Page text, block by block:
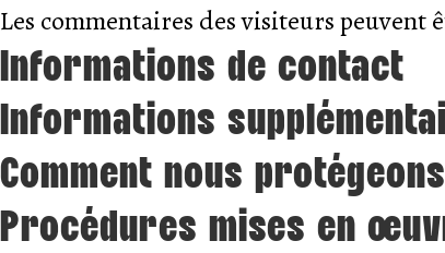
Les commentaires des visiteurs peuvent
Informations de contact
Informations
Comment nous
Procédures mises en